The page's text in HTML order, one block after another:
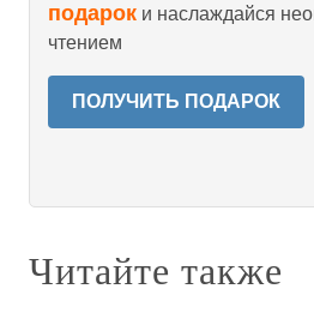
подарок и наслаждайся
чтением
ПОЛУЧИТЬ ПОДАРОК
Читайте также